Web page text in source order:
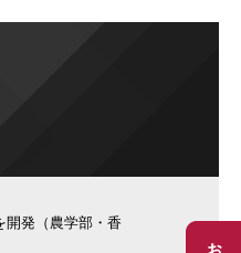
発（農学部・香